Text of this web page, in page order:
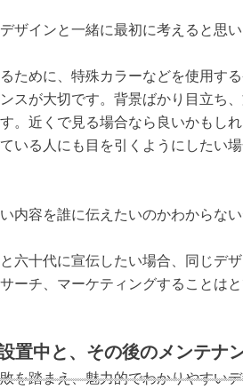
ザインと一緒に最初に考えると思い
ために、特殊カラーなどを使用す
スが大切です。背景ばかり目立ち
。近くで見る場合なら良いかもし
いる人にも目を引くようにしたい
内容を誰に伝えたいのかわからない
六十代に宣伝したい場合、同じデ
ーチ、マーケティングすることはと
置中と、その後のメンテナ
を踏まえ、魅力的でわかりやすい